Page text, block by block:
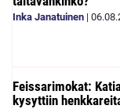
Inka Janatuinen |
Feissarimokat:
kysyttiin